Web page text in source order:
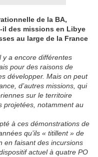
de la BA,
il des missions en Libye
au large de la France
y a encore différentes
pour des raisons de
développer. Mais on peut
d’autres missions, qui
sur le territoire
projetées, notamment au
à ces démonstrations de
qu’ils « titillent » de
en faisant des incursions
actuel à quatre PO